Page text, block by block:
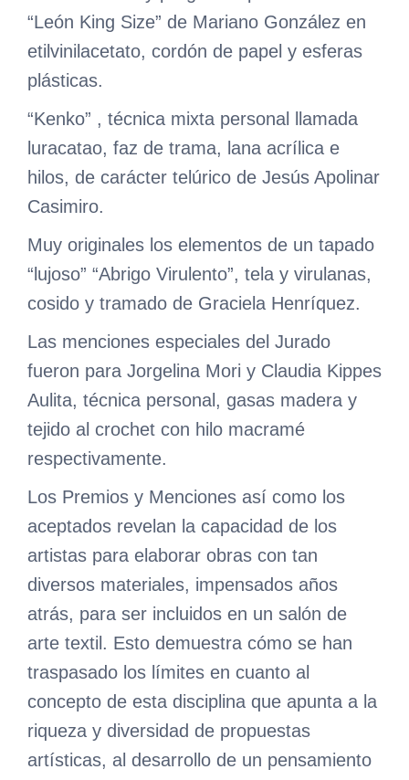
“León King Size” de Mariano González en
etilvinilacetato, cordón de papel y esferas
plásticas.
“Kenko” , técnica mixta personal llamada
luracatao, faz de trama, lana acrílica e
hilos, de carácter telúrico de Jesús Apolinar
Casimiro.
Muy originales los elementos de un tapado
“lujoso” “Abrigo Virulento”, tela y virulanas,
cosido y tramado de Graciela Henríquez.
Las menciones especiales del Jurado
fueron para Jorgelina Mori y Claudia Kippes
Aulita, técnica personal, gasas madera y
tejido al crochet con hilo macramé
respectivamente.
Los Premios y Menciones así como los
aceptados revelan la capacidad de los
artistas para elaborar obras con tan
diversos materiales, impensados años
atrás, para ser incluidos en un salón de
arte textil. Esto demuestra cómo se han
traspasado los límites en cuanto al
concepto de esta disciplina que apunta a la
riqueza y diversidad de propuestas
artísticas, al desarrollo de un pensamiento